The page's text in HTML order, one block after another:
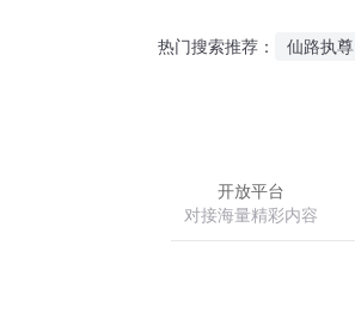
热门搜索推荐： 仙路执尊
开放平台
对接海量精彩内容